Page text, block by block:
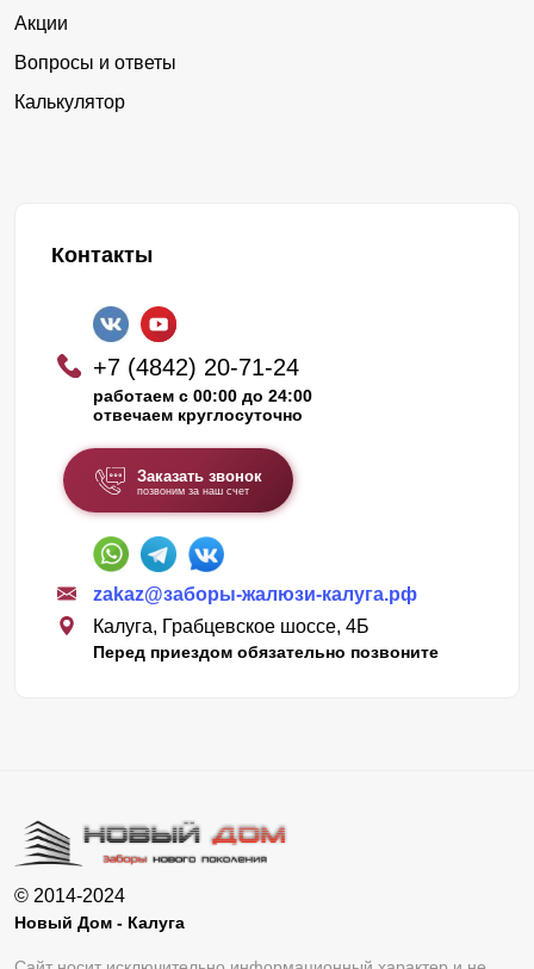
Акции
Вопросы и ответы
Калькулятор
Контакты
+7 (4842) 20-71-24
работаем с 00:00 до 24:00
отвечаем круглосуточно
Заказать звонок
позвоним за наш счет
zakaz@заборы-жалюзи-калуга.рф
Калуга, Грабцевское шоссе, 4Б
Перед приездом обязательно позвоните
© 2014-2024
Новый Дом - Калуга